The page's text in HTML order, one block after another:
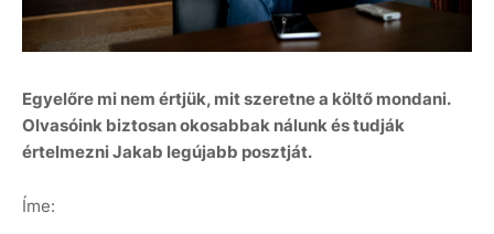
Egyelőre mi nem értjük, mit szeretne a költő mondani.
Olvasóink biztosan okosabbak nálunk és tudják
értelmezni Jakab legújabb posztját.
Íme: